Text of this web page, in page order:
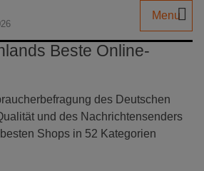
Menu
Beste Online-
des Deutschen
und des Nachrichtensenders
Shops in 52 Kategorien